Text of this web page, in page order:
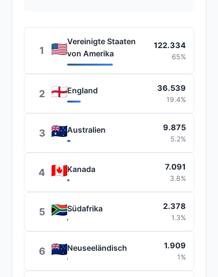
1
Vereinigte Staaten
von Amerika
122.334
65%
2 England 36.539
19.4%
3 Australien 9.875
5.2%
4 Kanada 7.091
3.8%
5 Südafrika 2.378
1.3%
6 Neuseeländisch 1.909
1%